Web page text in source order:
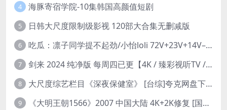
4 海豚寄宿学院-10集韩国高颜值短剧
5 日韩大尺度限制级影视 120部大合集无删减版
6 吃瓜：凛子同学提不起劲/小怡loli 72V+23V+14V–24.02GB】
7 剑来 2024 纯净版 每周四已更【4K / 臻彩视听TV / 杜比音】附电子书百度网盘下载
8 大尺度综艺栏目《深夜保健室》 [台综]夸克网盘下载
9 《大明王朝1566》2007 中国大陆 4K+2K修复 [国语 46集 192G]